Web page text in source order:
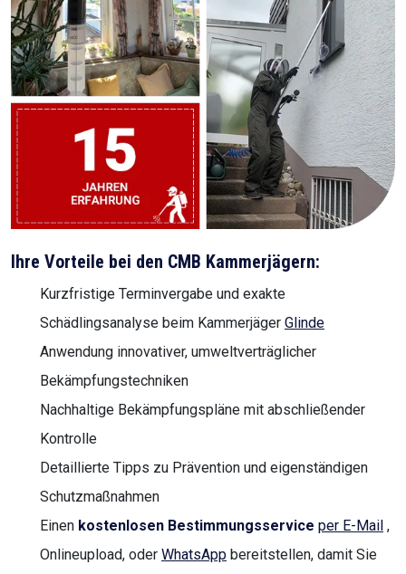
Ihre Vorteile bei den CMB Kammerjägern:
Kurzfristige Terminvergabe und exakte
Schädlingsanalyse beim Kammerjäger Glinde
Anwendung innovativer, umweltverträglicher
Bekämpfungstechniken
Nachhaltige Bekämpfungspläne mit abschließender
Kontrolle
Detaillierte Tipps zu Prävention und eigenständigen
Schutzmaßnahmen
Einen kostenlosen Bestimmungsservice per E-Mail ,
Onlineupload, oder WhatsApp bereitstellen, damit Sie